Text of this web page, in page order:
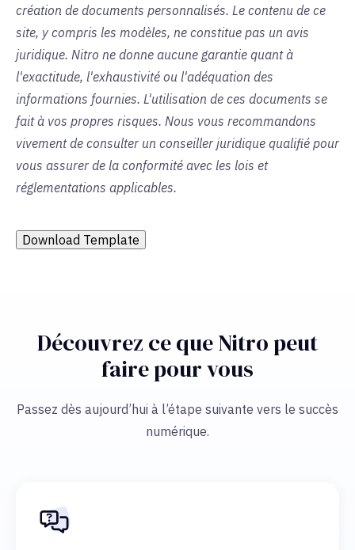
création de documents personnalisés. Le contenu de ce
site, y compris les modèles, ne constitue pas un avis
juridique. Nitro ne donne aucune garantie quant à
l'exactitude, l'exhaustivité ou l'adéquation des
informations fournies. L'utilisation de ces documents se
fait à vos propres risques. Nous vous recommandons
vivement de consulter un conseiller juridique qualifié pour
vous assurer de la conformité avec les lois et
réglementations applicables.
Download Template
Découvrez ce que Nitro peut
faire pour vous
Passez dès aujourd’hui à l’étape suivante vers le succès
numérique.